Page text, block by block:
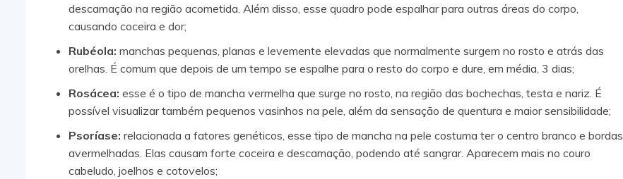
descamação na região acometida. Além disso, esse quadro pode espalhar para outras áreas do corpo,
causando coceira e dor;
Rubéola: manchas pequenas, planas e levemente elevadas que normalmente surgem no rosto e atrás das
orelhas. É comum que depois de um tempo se espalhe para o resto do corpo e dure, em média, 3 dias;
Rosácea: esse é o tipo de mancha vermelha que surge no rosto, na região das bochechas, testa e nariz. É
possível visualizar também pequenos vasinhos na pele, além da sensação de quentura e maior sensibilidade;
Psoríase: relacionada a fatores genéticos, esse tipo de mancha na pele costuma ter o centro branco e bordas
avermelhadas. Elas causam forte coceira e descamação, podendo até sangrar. Aparecem mais no couro
cabeludo, joelhos e cotovelos;